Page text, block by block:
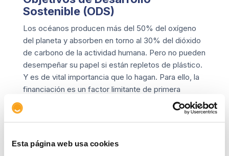
Esta página web usa cookies
Sostenible (ODS)
Los océanos producen más del 50% del oxígeno
del planeta y absorben en torno al 30% del dióxido
de carbono de la actividad humana. Pero no pueden
desempeñar su papel si están repletos de plástico.
Y es de vital importancia que lo hagan. Para ello, la
financiación es un factor limitante de primera
Según la ONU, la economía oceánica está
Lograr el Objetivo de Desarrollo Sostenible 14 (Vida